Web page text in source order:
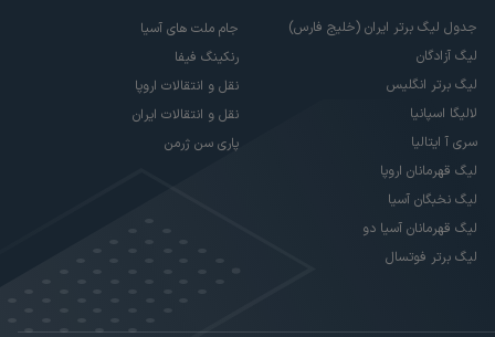
جدول لیگ برتر ایران (خلیج فارس)
لیگ آزادگان
لیگ برتر انگلیس
لالیگا اسپانیا
سری آ ایتالیا
لیگ قهرمانان اروپا
لیگ نخبگان آسیا
لیگ قهرمانان آسیا دو
لیگ برتر فوتسال
جام ملت های آسیا
رنکینگ فیفا
نقل و انتقالات اروپا
نقل و انتقالات ایران
پاری سن ژرمن